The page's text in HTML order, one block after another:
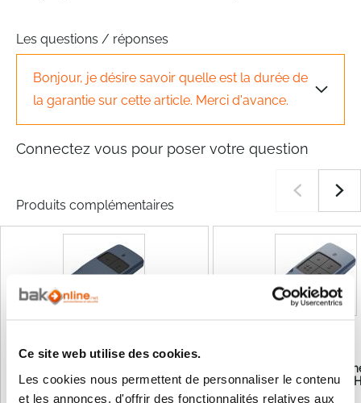
Ce site web utilise des cookies.
Les cookies nous permettent de personnaliser le contenu
et les annonces, d'offrir des fonctionnalités relatives aux
Les questions / réponses
Bonjour, je désire savoir quelle est la durée de
la garantie sur cette article. Merci d'avance.
Connectez vous pour poser votre question
Produits complémentaires
canaux 433 MHz
MITTO COOL C4
canaux 433